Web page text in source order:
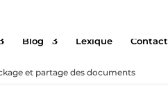
Blog Lexique Contact
et partage des documents